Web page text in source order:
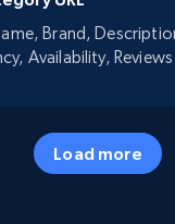
Brand,
Availability,
5.7K+
Load more